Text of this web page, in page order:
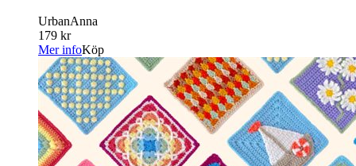
UrbanAnna
179 kr
Mer infoKöp